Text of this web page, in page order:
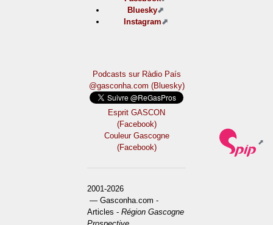
Bluesky
Instagram
Podcasts sur Ràdio País
@gasconha.com (Bluesky)
Esprit GASCON
(Facebook)
Couleur Gascogne
(Facebook)
2001-2026
— Gasconha.com -
Articles -Région Gascogne